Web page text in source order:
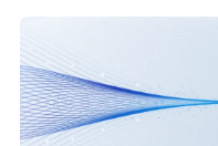
BÖRÜ
НА